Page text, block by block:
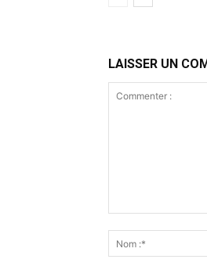
LAISSER UN